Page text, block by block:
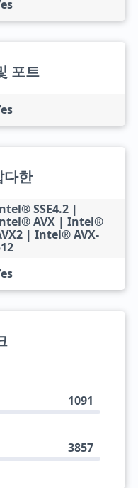
포트
다한
SSE4.2 |
AVX | Intel®
| Intel® AVX-
1091
3857